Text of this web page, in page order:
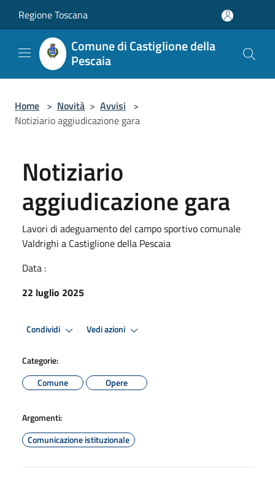
Regione Toscana
Comune di Castiglione della
Pescaia
Home > Novità > Avvisi >
Notiziario aggiudicazione gara
Notiziario
aggiudicazione gara
Lavori di adeguamento del campo sportivo comunale
Valdrighi a Castiglione della Pescaia
Data :
22 luglio 2025
Condividi Vedi azioni
Categorie:
Comune
Opere
Argomenti:
Comunicazione istituzionale